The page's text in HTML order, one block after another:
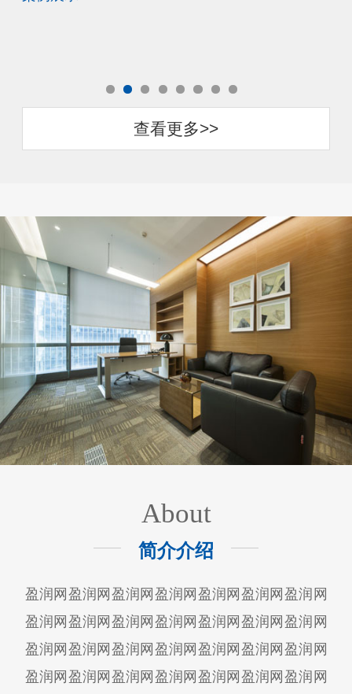
查看更多>>
About
简介介绍
盈润网盈润网盈润网盈润网盈润网盈润网盈润网
盈润网盈润网盈润网盈润网盈润网盈润网盈润网
盈润网盈润网盈润网盈润网盈润网盈润网盈润网
盈润网盈润网盈润网盈润网盈润网盈润网盈润网